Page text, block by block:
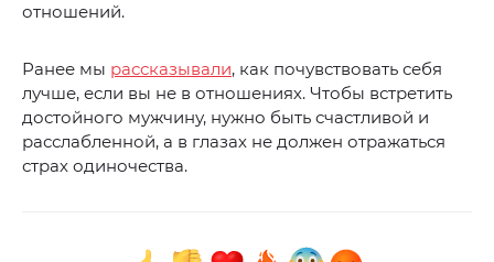
отношений.
Ранее мы рассказывали, как почувствовать себя
лучше, если вы не в отношениях. Чтобы встретить
достойного мужчину, нужно быть счастливой и
расслабленной, а в глазах не должен отражаться
страх одиночества.